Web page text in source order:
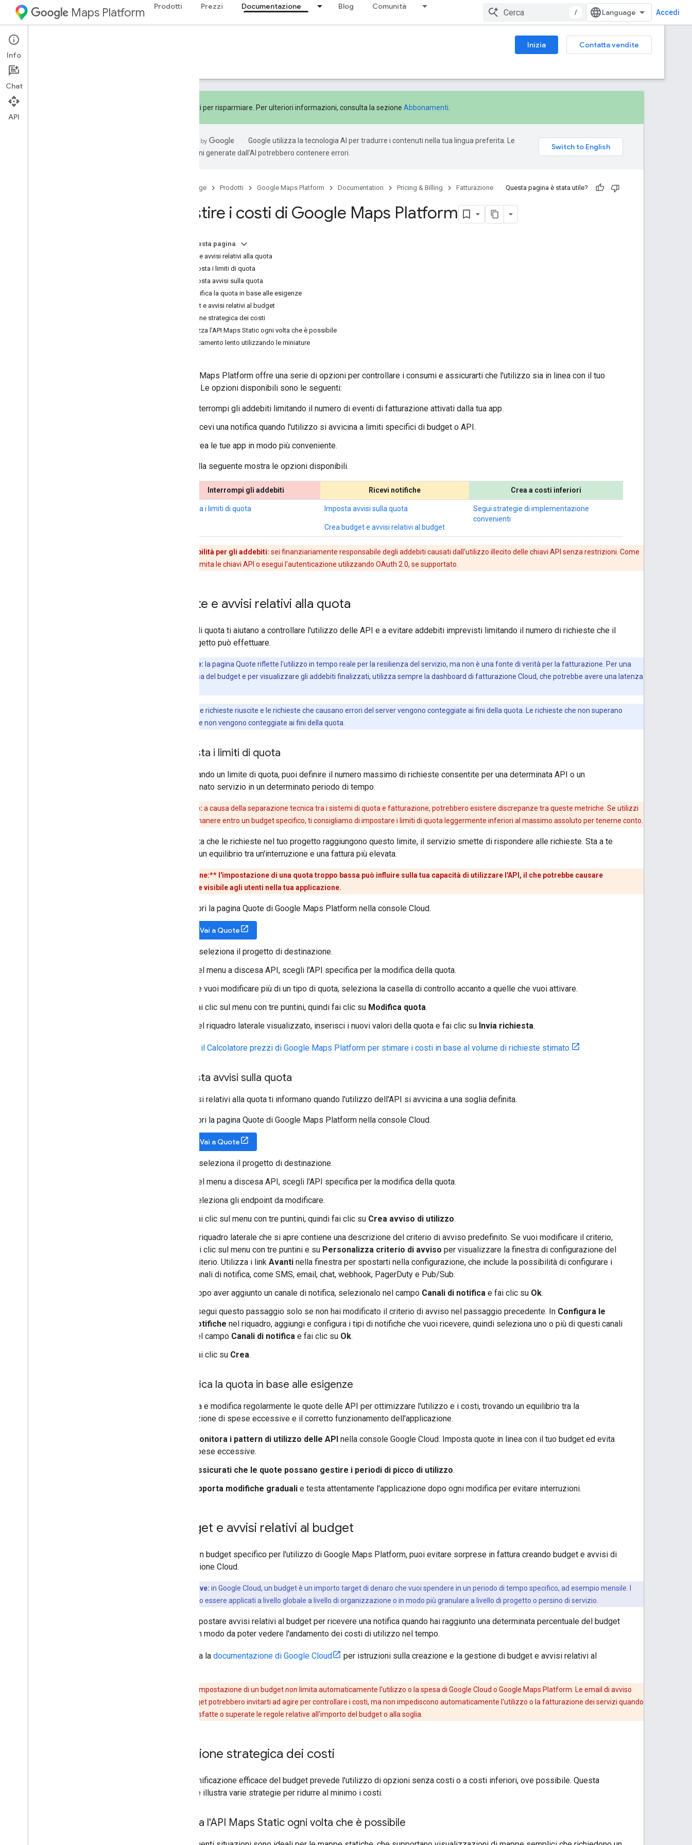
Maps Platform Prodotti Prezzi Documentazione Blog Comunità
/ Accedi
Documentation Inizia
Contatta vendite
Prezzi
Abbonati per risparmiare. Per ulteriori informazioni, consulta la sezione Abbonamenti
Google utilizza la tecnologia AI per tradurre i contenuti nella tua lingua preferita. Le
traduzioni generate dall'AI potrebbero contenere errori.
Home page Prodotti Google Maps Platform Documentation Pricing & Billing Fatturazione Questa pagina è stata utile?
Gestire i costi di Google Maps Platform
Su questa pagina
Quote e avvisi relativi alla quota
Imposta i limiti di quota
Imposta avvisi sulla quota
Modifica la quota in base alle esigenze
Budget e avvisi relativi al budget
Gestione strategica dei costi
Utilizza l'API Maps Static ogni volta che è possibile
Caricamento lento utilizzando le miniature
Google Maps Platform offre una serie di opzioni per controllare i consumi e assicurarti che l'utilizzo sia in linea con il tuo
budget. Le opzioni disponibili sono le seguenti:
Interrompi gli addebiti limitando il numero di eventi di fatturazione attivati dalla tua app.
Ricevi una notifica quando l'utilizzo si avvicina a limiti specifici di budget o API.
Crea le tue app in modo più conveniente.
La tabella seguente mostra le opzioni disponibili.
Interrompi gli addebiti Ricevi notifiche Crea a costi inferiori
Modifica i limiti di quota Imposta avvisi sulla quota
Crea budget e avvisi relativi al budget
Segui strategie di implementazione
convenienti
Responsabilità per gli addebiti: sei finanziariamente responsabile degli addebiti causati dall'utilizzo illecito delle chiavi API senza restrizioni. Come
best practice, limita le chiavi API o esegui l'autenticazione utilizzando OAuth 2.0, se supportato.
Quote e avvisi relativi alla quota
I limiti di quota ti aiutano a controllare l'utilizzo delle API e a evitare addebiti imprevisti limitando il numero di richieste che il
tuo progetto può effettuare.
Importante: la pagina Quote riflette l'utilizzo in tempo reale per la resilienza del servizio, ma non è una fonte di verità per la fatturazione. Per una
gestione precisa del budget e per visualizzare gli addebiti finalizzati, utilizza sempre la dashboard di fatturazione Cloud, che potrebbe avere una latenza
solo le richieste riuscite e le richieste che causano errori del server vengono conteggiate ai fini della quota. Le richieste che non superano
l'autenticazione non vengono conteggiate ai fini della quota.
Imposta i limiti di quota
Impostando un limite di quota, puoi definire il numero massimo di richieste consentite per una determinata API o un
determinato servizio in un determinato periodo di tempo.
Attenzione: a causa della separazione tecnica tra i sistemi di quota e fatturazione, potrebbero esistere discrepanze tra queste metriche. Se utilizzi
le quote per rimanere entro un budget specifico, ti consigliamo di impostare i limiti di quota leggermente inferiori al massimo assoluto per tenerne conto.
Una volta che le richieste nel tuo progetto raggiungono questo limite, il servizio smette di rispondere alle richieste. Sta a te
trovare un equilibrio tra un'interruzione e una fattura più elevata.
**Attenzione:** l'impostazione di una quota troppo bassa può influire sulla tua capacità di utilizzare l'API, il che potrebbe causare
un'interruzione visibile agli utenti nella tua applicazione.
Apri la pagina Quote di Google Maps Platform nella console Cloud.
Vai a Quote
e seleziona il progetto di destinazione.
Nel menu a discesa API, scegli l'API specifica per la modifica della quota.
Se vuoi modificare più di un tipo di quota, seleziona la casella di controllo accanto a quelle che vuoi attivare.
Fai clic sul menu con tre puntini, quindi fai clic su Modifica quota.
Nel riquadro laterale visualizzato, inserisci i nuovi valori della quota e fai clic su Invia richiesta.
Utilizza il Calcolatore prezzi di Google Maps Platform per stimare i costi in base al volume di richieste stimato.
Imposta avvisi sulla quota
Gli avvisi relativi alla quota ti informano quando l'utilizzo dell'API si avvicina a una soglia definita.
Apri la pagina Quote di Google Maps Platform nella console Cloud.
Vai a Quote
e seleziona il progetto di destinazione.
Nel menu a discesa API, scegli l'API specifica per la modifica della quota.
Seleziona gli endpoint da modificare.
Fai clic sul menu con tre puntini, quindi fai clic su Crea avviso di utilizzo.
Il riquadro laterale che si apre contiene una descrizione del criterio di avviso predefinito. Se vuoi modificare il criterio,
fai clic sul menu con tre puntini e su Personalizza criterio di avviso per visualizzare la finestra di configurazione del
criterio. Utilizza i link Avanti nella finestra per spostarti nella configurazione, che include la possibilità di configurare i
canali di notifica, come SMS, email, chat, webhook, PagerDuty e Pub/Sub.
Dopo aver aggiunto un canale di notifica, selezionalo nel campo Canali di notifica e fai clic su Ok.
Esegui questo passaggio solo se non hai modificato il criterio di avviso nel passaggio precedente. In Configura le
notifiche nel riquadro, aggiungi e configura i tipi di notifiche che vuoi ricevere, quindi seleziona uno o più di questi canali
nel campo Canali di notifica e fai clic su Ok.
Fai clic su Crea.
Modifica la quota in base alle esigenze
Esamina e modifica regolarmente le quote delle API per ottimizzare l'utilizzo e i costi, trovando un equilibrio tra la
prevenzione di spese eccessive e il corretto funzionamento dell'applicazione.
Monitora i pattern di utilizzo delle API nella console Google Cloud. Imposta quote in linea con il tuo budget ed evita
spese eccessive.
Assicurati che le quote possano gestire i periodi di picco di utilizzo.
Apporta modifiche graduali e testa attentamente l'applicazione dopo ogni modifica per evitare interruzioni.
Budget e avvisi relativi al budget
Se hai un budget specifico per l'utilizzo di Google Maps Platform, puoi evitare sorprese in fattura creando budget e avvisi di
fatturazione Cloud.
Punto chiave: in Google Cloud, un budget è un importo target di denaro che vuoi spendere in un periodo di tempo specifico, ad esempio mensile. I
budget possono essere applicati a livello globale a livello di organizzazione o in modo più granulare a livello di progetto o persino di servizio.
Puoi impostare avvisi relativi al budget per ricevere una notifica quando hai raggiunto una determinata percentuale del budget
totale, in modo da poter vedere l'andamento dei costi di utilizzo nel tempo.
Consulta la documentazione di Google Cloud
per istruzioni sulla creazione e la gestione di budget e avvisi relativi al
l'impostazione di un budgetnon limita automaticamente l'utilizzo o la spesa di Google Cloud o Google Maps Platform. Le email di avviso
relative al budget potrebbero invitarti ad agire per controllare i costi, ma non impediscono automaticamente l'utilizzo o la fatturazione dei servizi quando
vengono soddisfatte o superate le regole relative all'importo del budget o alla soglia.
Gestione strategica dei costi
Una pianificazione efficace del budget prevede l'utilizzo di opzioni senza costi o a costi inferiori, ove possibile. Questa
sezione illustra varie strategie per ridurre al minimo i costi.
Utilizza l'API Maps Static ogni volta che è possibile
Info
Chat
API